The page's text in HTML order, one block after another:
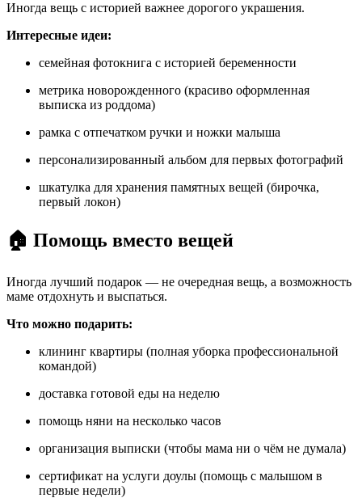
Иногда вещь с историей важнее дорогого украшения.
Интересные идеи:
семейная фотокнига с историей беременности
метрика новорожденного (красиво оформленная
выписка из роддома)
рамка с отпечатком ручки и ножки малыша
персонализированный альбом для первых фотографий
шкатулка для хранения памятных вещей (бирочка,
первый локон)
🏠 Помощь вместо вещей
Иногда лучший подарок — не очередная вещь, а возможность
маме отдохнуть и выспаться.
Что можно подарить:
клининг квартиры (полная уборка профессиональной
командой)
доставка готовой еды на неделю
помощь няни на несколько часов
организация выписки (чтобы мама ни о чём не думала)
сертификат на услуги доулы (помощь с малышом в
первые недели)